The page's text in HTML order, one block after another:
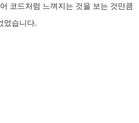
코드처럼 느껴지는 것을 보는 것만큼
었습니다.